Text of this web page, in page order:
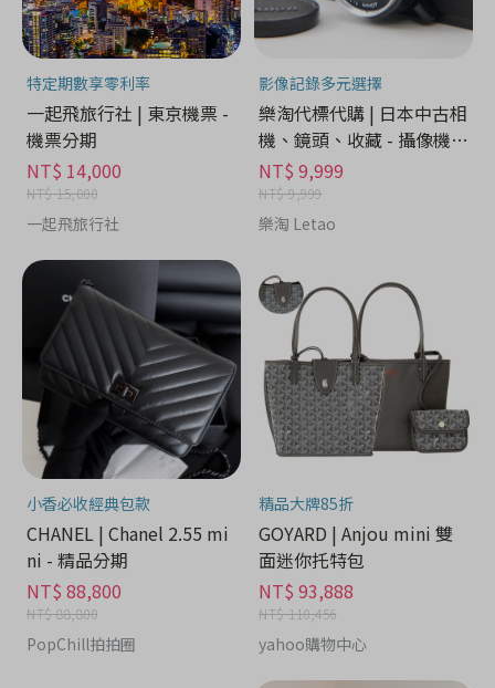
特定期數享零利率
一起飛旅行社 | 東京機票 -
機票分期
NT$ 14,000
NT$ 15,000
一起飛旅行社
影像記錄多元選擇
樂淘代標代購 | 日本中古相
機、鏡頭、收藏 - 攝像機分
期
NT$ 9,999
NT$ 9,999
樂淘 Letao
小香必收經典包款
CHANEL | Chanel 2.55 mi
ni - 精品分期
NT$ 88,800
NT$ 88,800
PopChill拍拍圈
精品大牌85折
GOYARD | Anjou mini 雙
面迷你托特包
NT$ 93,888
NT$ 110,456
yahoo購物中心